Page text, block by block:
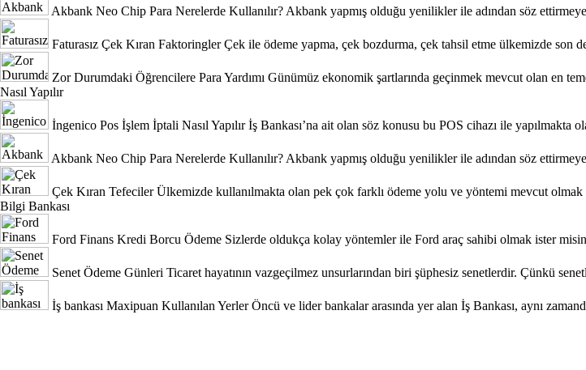
Akbank Neo Chip Para Nerelerde Kullanılır? Akbank yapmış olduğu yenilikler ile adından söz
Faturasız Çek Kıran Faktoringler Çek ile ödeme yapma, çek bozdurma, çek tahsil etme ülkemizde son
Zor Durumdaki Öğrencilere Para Yardımı Günümüz ekonomik şartlarında geçinmek mevcut olan en
Nasıl Yapılır
İngenico Pos İşlem İptali Nasıl Yapılır İş Bankası’na ait olan söz konusu bu POS cihazı ile yapılmakta
Akbank Neo Chip Para Nerelerde Kullanılır? Akbank yapmış olduğu yenilikler ile adından söz
Çek Kıran Tefeciler Ülkemizde kullanılmakta olan pek çok farklı ödeme yolu ve yöntemi mevcut olmak
Bilgi Bankası
Ford Finans Kredi Borcu Ödeme Sizlerde oldukça kolay yöntemler ile Ford araç sahibi olmak ister
Senet Ödeme Günleri Ticaret hayatının vazgeçilmez unsurlarından biri şüphesiz senetlerdir. Çünkü
İş bankası Maxipuan Kullanılan Yerler Öncü ve lider bankalar arasında yer alan İş Bankası, aynı